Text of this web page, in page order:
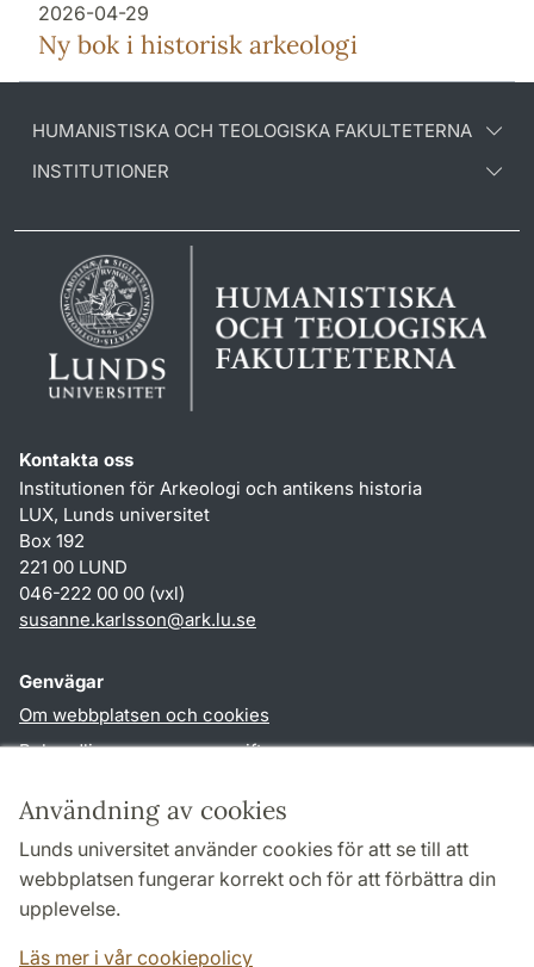
Användning av cookies
Lunds universitet använder cookies för att se till att
webbplatsen fungerar korrekt och för att förbättra din
upplevelse.
Läs mer i vår cookiepolicy
2026-04-29
Ny bok i historisk arkeologi
HUMANISTISKA OCH TEOLOGISKA FAKULTETERNA
INSTITUTIONER
Kontakta oss
Institutionen för Arkeologi och antikens historia
LUX, Lunds universitet
Box 192
221 00 LUND
046-222 00 00 (vxl)
susanne.karlsson@ark.lu.se
Genvägar
Om webbplatsen och cookies
Behandling av personuppgifter
TYPO3-login
Följ oss i sociala medier